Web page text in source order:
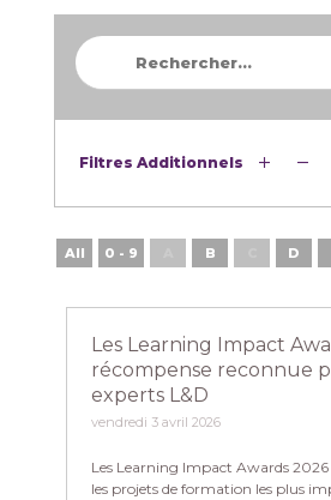
Filtres Additionnels
All 0 - 9 B D
Les Learning Impact
récompense reconnue
experts L&D
vendredi 3 avril 2026
Les Learning Impact Awards
les projets de formation les plus